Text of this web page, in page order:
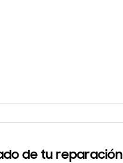
de tu reparación